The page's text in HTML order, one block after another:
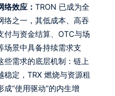
络效应：TRON 已成为全
络之一，其低成本、高吞
付与资金结算、OTC与场
场景中具备持续需求支
些需求的底层机制：链上
稳定，TRX 燃烧与资源租
“使用驱动”的内生增